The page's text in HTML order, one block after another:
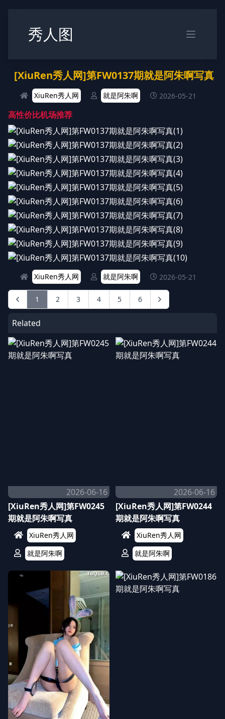
秀人图
[XiuRen秀人网]第FW0137期就是阿朱啊写真
XiuRen秀人网 就是阿朱啊 2026-05-21
高性价比机场推荐
XiuRen秀人网 就是阿朱啊 2026-05-21
1 2 3 4 5 6
Related
2026-06-16
[XiuRen秀人网]第FW0245
期就是阿朱啊写真
XiuRen秀人网
就是阿朱啊
2026-06-16
[XiuRen秀人网]第FW0244
期就是阿朱啊写真
XiuRen秀人网
就是阿朱啊